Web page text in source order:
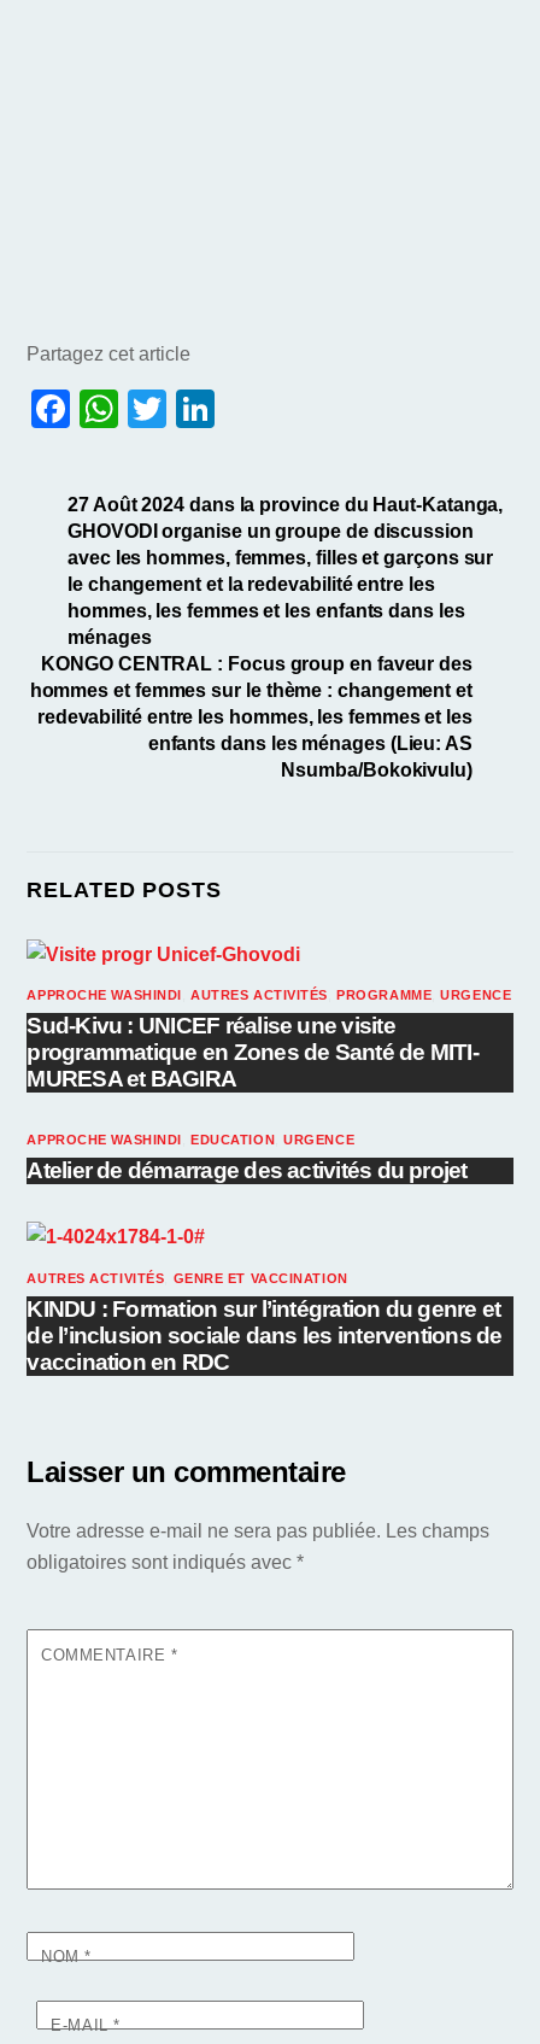
Partagez cet article
F
c
e
b
o
o
k
W
at
s
A
p
p
T
itt
er e
dI
n
27 Août 2024 dans la province du Haut-Katanga,
GHOVODI organise un groupe de discussion
avec les hommes, femmes, filles et garçons sur
le changement et la redevabilité entre les
hommes, les femmes et les enfants dans les
ménages
KONGO CENTRAL : Focus group en faveur des
hommes et femmes sur le thème : changement et
redevabilité entre les hommes, les femmes et les
enfants dans les ménages (Lieu: AS
Nsumba/Bokokivulu)
RELATED POSTS
APPROCHE WASHINDI ,AUTRES ACTIVITÉS PROGRAMME ,URGENCE
Sud-Kivu : UNICEF réalise une visite
programmatique en Zones de Santé de MITI-
MURESA et BAGIRA
APPROCHE WASHINDI EDUCATION ,URGENCE
Atelier de démarrage des activités du projet
AUTRES ACTIVITÉS GENRE ET VACCINATION
KINDU : Formation sur l’intégration du genre et
de l’inclusion sociale dans les interventions de
vaccination en RDC
Laisser un commentaire
Votre adresse e-mail ne sera pas publiée. Les champs
obligatoires sont indiqués avec*
COMMENTAIRE *
NOM*
E-MAIL*